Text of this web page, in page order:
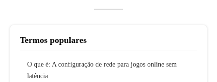
Termos populares
O que é: A configuração de rede para jogos online sem
latência